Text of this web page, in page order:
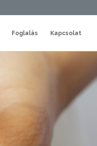
Foglalás Kapcsolat